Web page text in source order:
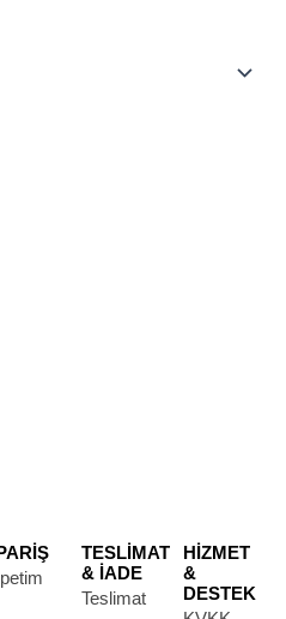
TESLİMAT
& İADE
Teslimat
HİZMET
&
DESTEK